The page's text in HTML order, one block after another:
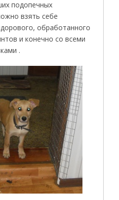
подопечных
взять себе
обработанного
и конечно со всеми
.